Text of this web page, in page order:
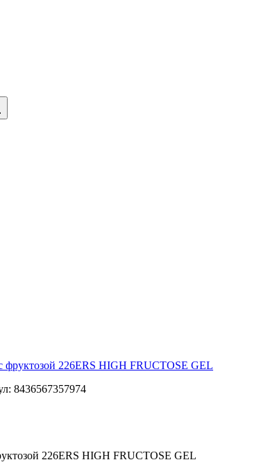
фруктозой 226ERS HIGH FRUCTOSE GEL
8436567357974